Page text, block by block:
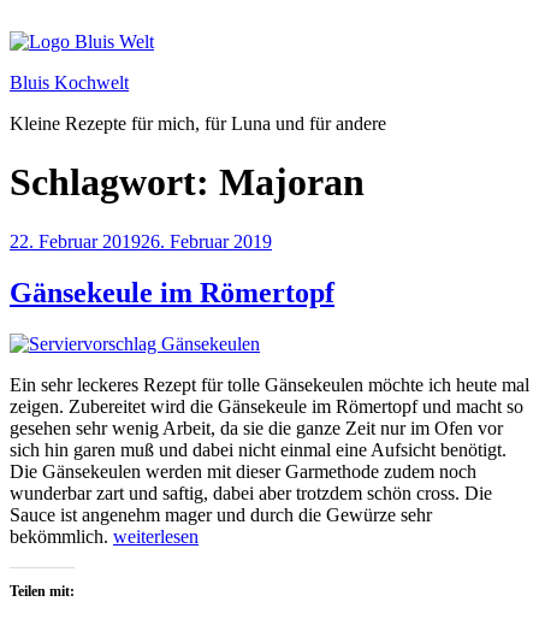
Inhalt
Bluis Kochwelt
Kleine Rezepte für mich, für Luna und für andere
Schlagwort: Majoran
Veröffentlicht
22. Februar 201926. Februar 2019
Gänsekeule im Römertopf
Ein sehr leckeres Rezept für tolle Gänsekeulen möchte ich heute mal
zeigen. Zubereitet wird die Gänsekeule im Römertopf und macht so
gesehen sehr wenig Arbeit, da sie die ganze Zeit nur im Ofen vor
sich hin garen muß und dabei nicht einmal eine Aufsicht benötigt.
Die Gänsekeulen werden mit dieser Garmethode zudem noch
wunderbar zart und saftig, dabei aber trotzdem schön cross. Die
Sauce ist angenehm mager und durch die Gewürze sehr
bekömmlich. „Gänsekeule
weiterlesen
Teilen mit: